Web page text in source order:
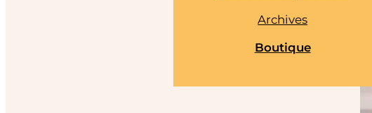
Archives
Boutique